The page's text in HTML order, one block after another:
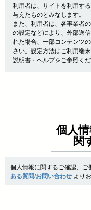
利用者は、サイトを利用す
与えたものとみなします。
また、利用者は、各事業者
の設定などにより、外部送
れた場合、一部コンテンツ
さい。設定方法はご利用端
説明書・ヘルプをご参照くだ
個人
関
個人情報に関するご確認、ご
ある質問/お問い合わせよりお